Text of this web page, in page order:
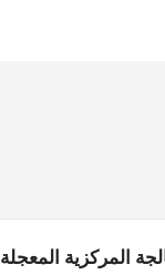
المركزية المعجلة